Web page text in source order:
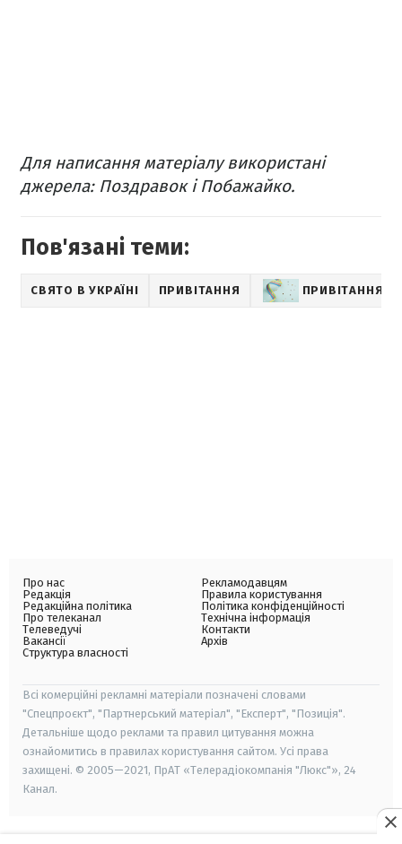
Для написання матеріалу використані
джерела: Поздравок і Побажайко.
Пов'язані теми:
СВЯТО В УКРАЇНІ ПРИВІТАННЯ ПРИВІТАННЯ З
Про нас
Редакція
Редакційна політика
Про телеканал
Телеведучі
Вакансії
Структура власності
Рекламодавцям
Правила користування
Політика конфіденційності
Технічна інформація
Контакти
Архів
Всі комерційні рекламні матеріали позначені словами
"Спецпроєкт", "Партнерський матеріал", "Експерт", "Позиція".
Детальніше щодо реклами та правил цитування можна
ознайомитись в правилах користування сайтом. Усі права
захищені. © 2005—2021, ПрАТ «Телерадіокомпанія "Люкс"», 24
Канал.